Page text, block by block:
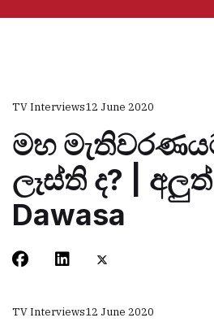
TV Interviews12 June 2020
මහ
ලෑස්ති ද? | අලුත්
Dawasa
TV Interviews12 June 2020